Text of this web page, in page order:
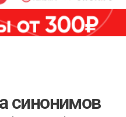
синонимов